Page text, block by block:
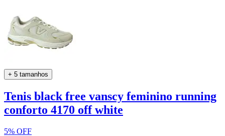
+ 5 tamanhos
Tenis black free vanscy feminino running
conforto 4170 off white
5% OFF